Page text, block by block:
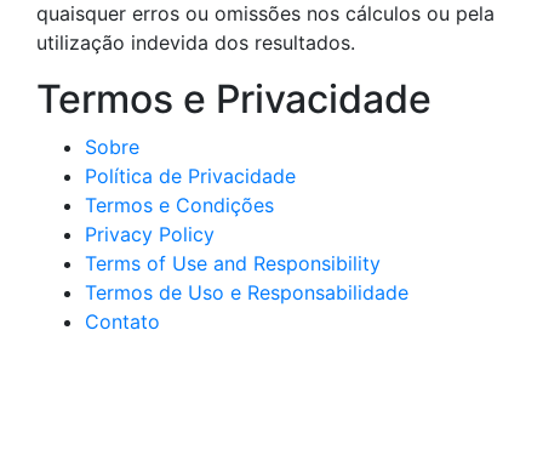
quaisquer erros ou omissões nos cálculos ou pela
utilização indevida dos resultados.
Termos e Privacidade
Sobre
Política de Privacidade
Termos e Condições
Privacy Policy
Terms of Use and Responsibility
Termos de Uso e Responsabilidade
Contato